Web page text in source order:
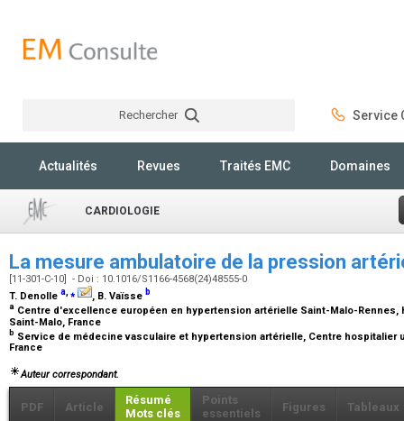
Rechercher Service
Actualités Revues Traités EMC Domaines
CARDIOLOGIE
La mesure ambulatoire de la pression
[11-301-C-10] - Doi : 10.1016/S1166-4568(24)48555-0
T. Denolle a,⁎ , B. Vaïsse b
a Centre d'excellence européen en hypertension artérielle Saint-Malo-Rennes,
Saint-Malo, France
b Service de médecine vasculaire et hypertension artérielle, Centre hospitalier
France
Auteur correspondant.
PDF Article
Résumé
Mots clés
Points
essentiels
Figures Tableaux